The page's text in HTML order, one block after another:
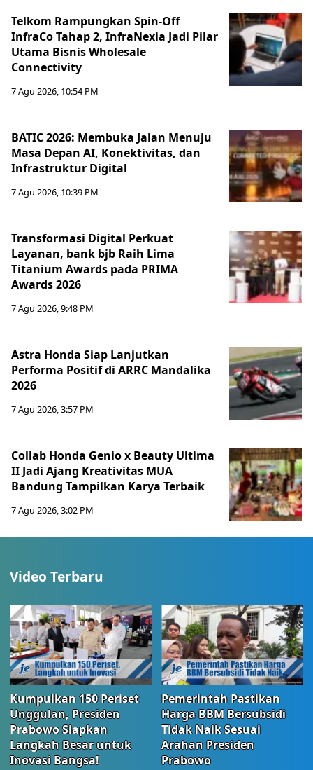
Telkom Rampungkan Spin-Off
InfraCo Tahap 2, InfraNexia Jadi Pilar
Utama Bisnis Wholesale
Connectivity
7 Agu 2026, 10:54 PM
BATIC 2026: Membuka Jalan Menuju
Masa Depan AI, Konektivitas, dan
Infrastruktur Digital
7 Agu 2026, 10:39 PM
Transformasi Digital Perkuat
Layanan, bank bjb Raih Lima
Titanium Awards pada PRIMA
Awards 2026
7 Agu 2026, 9:48 PM
Astra Honda Siap Lanjutkan
Performa Positif di ARRC Mandalika
2026
7 Agu 2026, 3:57 PM
Collab Honda Genio x Beauty Ultima
II Jadi Ajang Kreativitas MUA
Bandung Tampilkan Karya Terbaik
7 Agu 2026, 3:02 PM
Video Terbaru
Kumpulkan 150 Periset
Unggulan, Presiden
Prabowo Siapkan
Langkah Besar untuk
Inovasi Bangsa!
Pemerintah Pastikan
Harga BBM Bersubsidi
Tidak Naik Sesuai
Arahan Presiden
Prabowo